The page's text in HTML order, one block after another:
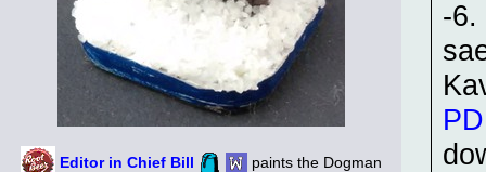
Editor in Chief Bill
paints the Dogman
-6.